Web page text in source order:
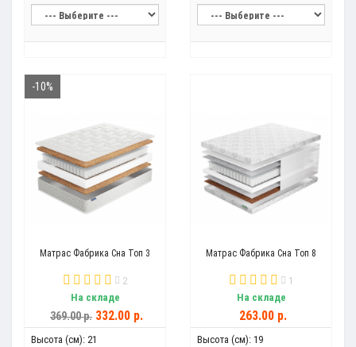
-10%
Матрас Фабрика Сна Топ 3
2
На складе
369.00 р. 332.00 р.
Высота (см): 21
Матрас Фабрика Сна Топ 8
1
На складе
263.00 р.
Высота (см): 19